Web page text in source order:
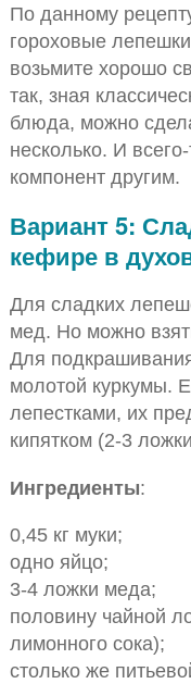
По данному
гороховые
возьмите хорошо
так, зная
блюда, можно
несколько. И
компонент другим.
Вариант 5:
кефире в
Для сладких
мед. Но можно
Для
молотой куркумы.
лепестками, их
кипятком (2-3
Ингредиенты:
0,45 кг муки;
одно яйцо;
3-4 ложки меда;
половину чайной
лимонного сока);
столько же